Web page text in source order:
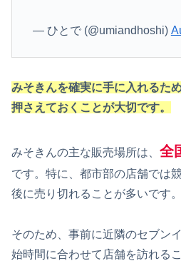
— ひとで (@umiandhoshi)
みそきんを確実に手に入れるた
押さえておくことが大切です。
みそきんの主な販売場所は、 全
です。特に、都市部の店舗では
後に売り切れることが多いです。
そのため、事前に近隣のセブン
始時間に合わせて店舗を訪れる